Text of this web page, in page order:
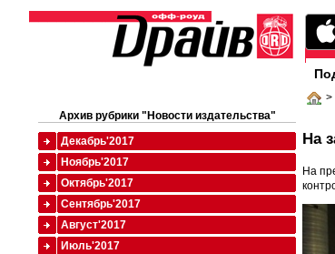
>
На
На
Архив рубрики "Новости издательства"
Декабрь'2017
Ноябрь'2017
Октябрь'2017
Сентябрь'2017
Август'2017
Июль'2017